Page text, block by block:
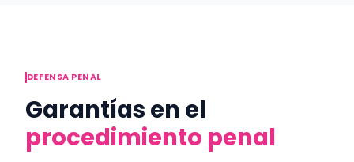
DEFENSA PENAL
Garantías en el
procedimiento penal